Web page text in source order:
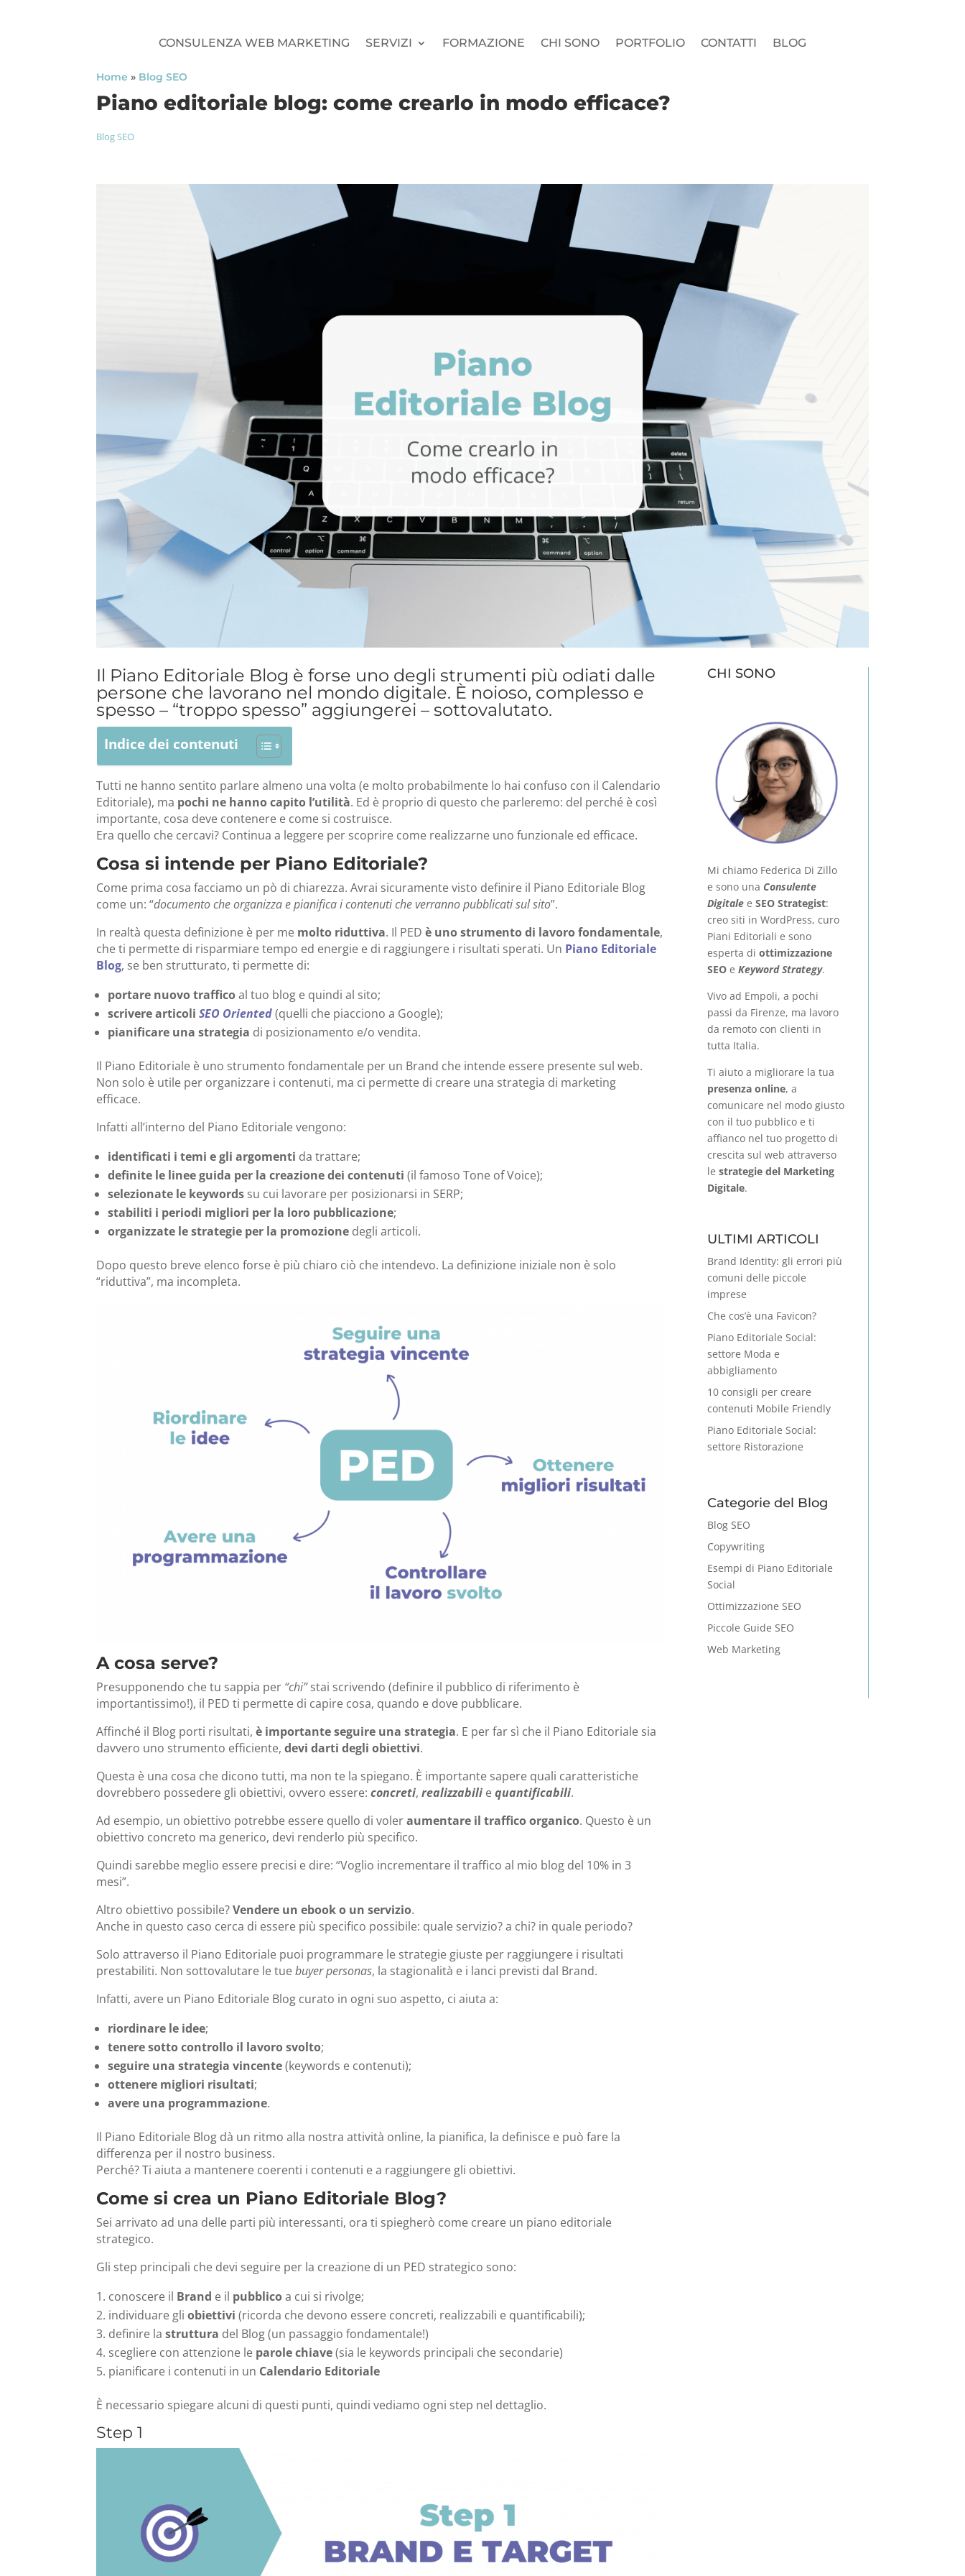
CONSULENZA WEB MARKETING SERVIZI FORMAZIONE CHI SONO PORTFOLIO CONTATTI BLOG
Home » Blog SEO
Piano editoriale blog: come crearlo in modo efficace?
Blog SEO
Il Piano Editoriale Blog è forse uno degli strumenti più odiati dalle
persone che lavorano nel mondo digitale. È noioso, complesso e
spesso – “troppo spesso” aggiungerei – sottovalutato.
Indice dei contenuti
Tutti ne hanno sentito parlare almeno una volta (e molto probabilmente lo hai confuso con il Calendario
Editoriale), ma pochi ne hanno capito l’utilità. Ed è proprio di questo che parleremo: del perché è così
importante, cosa deve contenere e come si costruisce.
Era quello che cercavi? Continua a leggere per scoprire come realizzarne uno funzionale ed efficace.
Cosa si intende per Piano Editoriale?
Come prima cosa facciamo un pò di chiarezza.Avrai sicuramente visto definire il Piano Editoriale Blog
come un: “documento che organizza e pianifica i contenuti che verranno pubblicati sul sito”.
In realtà questa definizione è per me molto riduttiva. Il PEDè uno strumento di lavoro fondamentale,
che ti permette di risparmiare tempo ed energie e di raggiungere i risultati sperati. Un Piano Editoriale
Blog, se ben strutturato, ti permette di:
portare nuovo trafficoal tuo blog e quindi al sito;
scrivere articoliSEO Oriented (quelli che piacciono a Google);
pianificare una strategia di posizionamento e/o vendita.
Il Piano Editoriale è uno strumento fondamentale per un Brand che intende essere presente sul web.
Non solo è utile per organizzare i contenuti, ma ci permette di creare una strategia di marketing
efficace.
Infatti all’interno del Piano Editoriale vengono:
identificati i temi e gli argomenti da trattare;
definite le linee guida per la creazione dei contenuti (il famoso Tone of Voice);
selezionate le keywords su cui lavorare per posizionarsi in SERP;
stabiliti i periodi migliori per la loro pubblicazione;
organizzate le strategie per la promozione degli articoli.
Dopo questo breve elenco forse è più chiaro ciò che intendevo. La definizione iniziale non è solo
“riduttiva”, ma incompleta.
A cosa serve?
Presupponendo che tu sappia per “chi”stai scrivendo (definire il pubblico di riferimento è
importantissimo!), il PED ti permette di capire cosa, quando e dove pubblicare.
Affinché il Blog porti risultati,è importante seguire una strategia. E per far sì che il Piano Editoriale sia
davvero uno strumento efficiente,devi darti degli obiettivi.
Questa è una cosa che dicono tutti, ma non te la spiegano. È importante sapere quali caratteristiche
dovrebbero possedere gli obiettivi, ovvero essere:concreti,realizzabili equantificabili.
Ad esempio, un obiettivo potrebbe essere quello di voleraumentare il traffico organico. Questo è un
obiettivo concreto ma generico, devi renderlo più specifico.
Quindi sarebbe meglio essere precisi e dire:“Voglio incrementare il traffico al mio blog del 10% in 3
mesi”.
Altro obiettivo possibile?Vendere un ebook o un servizio.
Anche in questo caso cerca di essere più specifico possibile: quale servizio? a chi? in quale periodo?
Solo attraverso il Piano Editoriale puoi programmare le strategie giuste per raggiungere i risultati
prestabiliti. Non sottovalutare le tuebuyer personas, la stagionalità e i lanci previsti dal Brand.
Infatti, avere un Piano Editoriale Blog curato in ogni suo aspetto, ci aiuta a:
riordinare le idee;
tenere sotto controllo il lavoro svolto;
seguire una strategia vincente(keywords e contenuti);
ottenere migliori risultati;
avere una programmazione.
Il Piano Editoriale Blog dà un ritmo alla nostra attività online, la pianifica, la definisce e può fare la
differenza per il nostro business.
Perché? Ti aiuta a mantenere coerenti i contenuti e a raggiungere gli obiettivi.
Come si crea un Piano Editoriale Blog?
Sei arrivato ad una delle parti più interessanti, ora ti spiegherò come creare un piano editoriale
strategico.
Gli step principali che devi seguire per la creazione di un PED strategico sono:
conoscere il Brand e il pubblicoa cui si rivolge;
individuare gliobiettivi (ricorda che devono essere concreti, realizzabili e quantificabili);
definire lastruttura del Blog (un passaggio fondamentale!)
scegliere con attenzione le parole chiave(sia le keywords principali che secondarie)
pianificare i contenuti in un Calendario Editoriale
È necessario spiegare alcuni di questi punti, quindi vediamo ogni step nel dettaglio.
Step 1
CHI SONO
Mi chiamo Federica Di Zillo
e sono una Consulente
Digitale eSEO Strategist:
creo siti in WordPress, curo
Piani Editoriali e sono
esperta diottimizzazione
SEOeKeyword Strategy.
Vivo ad Empoli, a pochi
passi da Firenze, ma lavoro
da remoto con clienti in
tutta Italia.
Ti aiuto a migliorare la tua
presenza online, a
comunicare nel modo giusto
con il tuo pubblico e ti
affianco nel tuo progetto di
crescita sul web attraverso
lestrategie del Marketing
Digitale.
ULTIMI ARTICOLI
Brand Identity: gli errori più
comuni delle piccole
imprese
Che cos’è una Favicon?
Piano Editoriale Social:
settore Moda e
abbigliamento
10 consigli per creare
contenuti Mobile Friendly
Piano Editoriale Social:
settore Ristorazione
Categorie del Blog
Blog SEO
Copywriting
Esempi di Piano Editoriale
Social
Ottimizzazione SEO
Piccole Guide SEO
Web Marketing